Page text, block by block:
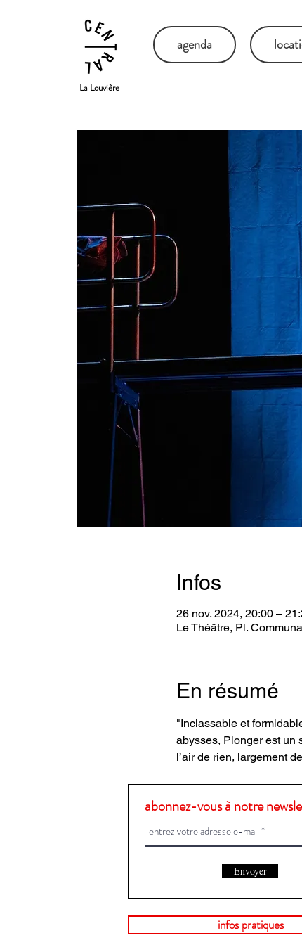
La Louvière
agenda
Infos
26 nov. 2024, 20:00 –
Le Théâtre, Pl.
En résumé
"Inclassable et
abysses, Plonger est un
l’air de rien, largement
abonnez-vous à notre
Envoyer
infos pratiques